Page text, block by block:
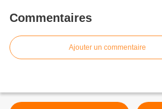
Commentaires
Ajouter un commentaire